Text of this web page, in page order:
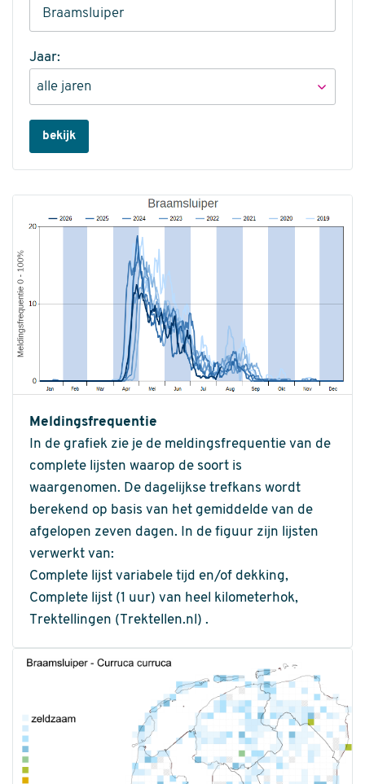
Jaar:
bekijk
Meldingsfrequentie
In de grafiek zie je de meldingsfrequentie van de
complete lijsten waarop de soort is
waargenomen. De dagelijkse trefkans wordt
berekend op basis van het gemiddelde van de
afgelopen zeven dagen. In de figuur zijn lijsten
verwerkt van:
Complete lijst variabele tijd en/of dekking,
Complete lijst (1 uur) van heel kilometerhok,
Trektellingen (Trektellen.nl) .